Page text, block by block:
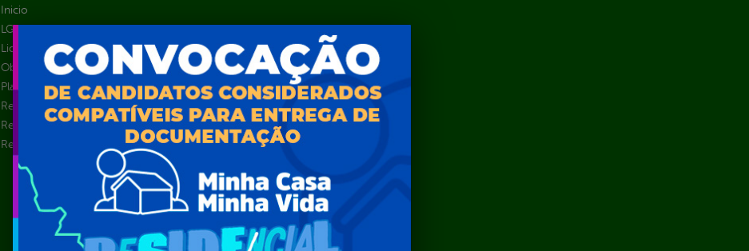
Inicio
LGPD e Governo Digital
Licitações e Contratos
Obras Públicas
Planejamento e Prestação de Contas
Receitas
Recursos Humanos
Renúncias de Receitas